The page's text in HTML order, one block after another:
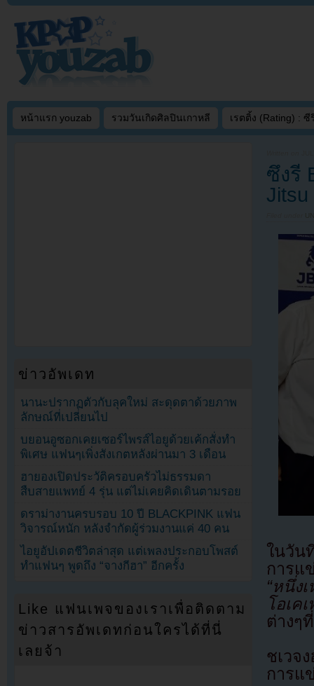
หน้าแรก youzab รวมวันเกิดศิลปินเกาหลี เรตติ้ง (Rating) : ซี
ซึงรี
Jitsu
ในวัน
การแ
“หนึ่ง
โอเค
ต่างๆ
ชเวจ
การแ
ข่าวอัพเดท
นานะปรากฏตัวกับลุคใหม่ สะดุดตาด้วยภาพ
ลักษณ์ที่เปลี่ยนไป
บยอนอูซอกเคยเซอร์ไพรส์ไอยูด้วยเค้กสั่งทำ
พิเศษ แฟนๆเพิ่งสังเกตหลังผ่านมา 3 เดือน
ฮายองเปิดประวัติครอบครัวไม่ธรรมดา
สืบสายแพทย์ 4 รุ่น แต่ไม่เคยคิดเดินตามรอย
ดราม่างานครบรอบ 10 ปี BLACKPINK แฟน
วิจารณ์หนัก หลังจำกัดผู้ร่วมงานแค่ 40 คน
ไอยูอัปเดตชีวิตล่าสุด แต่เพลงประกอบโพสต์
ทำแฟนๆ พูดถึง “จางกีฮา” อีกครั้ง
Like แฟนเพจของเราเพื่อติดตาม
ข่าวสารอัพเดทก่อนใครได้ที่นี่
เลยจ้า